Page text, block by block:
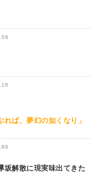
れば、夢幻の如くなり」
坂解散に現実味出てきた